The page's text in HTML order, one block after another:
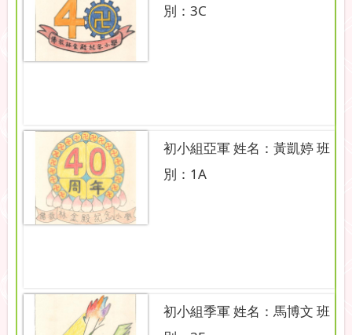
別：3C
初小組亞軍 姓名：黃凱婷 班
別：1A
初小組季軍 姓名：馬博文 班